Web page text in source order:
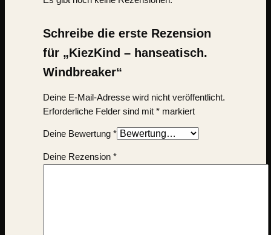
Schreibe die erste Rezension
für „KiezKind – hanseatisch.
Windbreaker“
Deine E-Mail-Adresse wird nicht veröffentlicht.
Erforderliche Felder sind mit *markiert
Deine Bewertung *
Deine Rezension *